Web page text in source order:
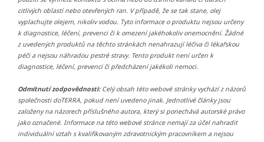
citlivých oblastí nebo otevřených ran. V případě, že se tak stane, olej
vyplachujte olejem, nikoliv vodou. Tyto informace o produktu nejsou určeny
k diagnostice, léčení, prevenci či k omezení jakéhokoliv onemocnění. Žádné
z uvedených produktů na těchto stránkách nenahrazují léčiva či lékařskou
péči a nejsou náhradou pestré stravy. Tento produkt není určen k
diagnostice, léčení, prevenci či předcházení jakékoli nemoci.
Odmítnutí zodpovědnosti:Celý obsah této webové stránky vychází z názorů
společnosti doTERRA, pokud není uvedeno jinak. Jednotlivé články jsou
založeny na názorech příslušného autora, který si ponechává autorské právo
jako označené. Informace na této webové stránce nemají za účel nahradit
individuální vztah s kvalifikovaným zdravotnickým pracovníkem a nejsou